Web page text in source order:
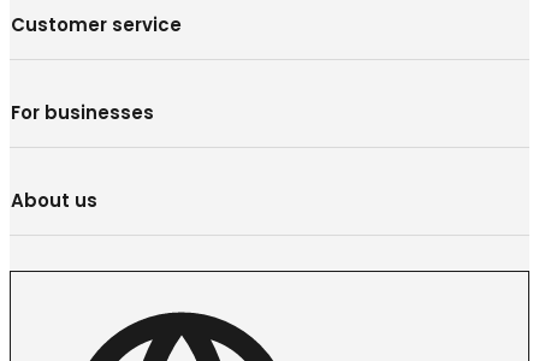
Customer service
For businesses
About us